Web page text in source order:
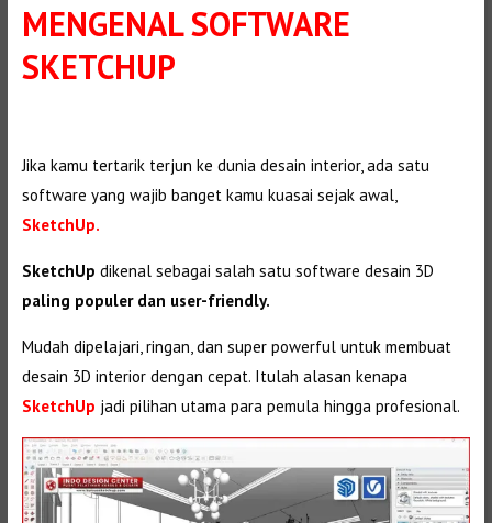
MENGENAL SOFTWARE
SKETCHUP
Jika kamu tertarik terjun ke dunia desain interior, ada satu
software yang wajib banget kamu kuasai sejak awal,
SketchUp.
SketchUp dikenal sebagai salah satu software desain 3D
paling populer dan user-friendly.
Mudah dipelajari, ringan, dan super powerful untuk membuat
desain 3D interior dengan cepat. Itulah alasan kenapa
SketchUp jadi pilihan utama para pemula hingga profesional.